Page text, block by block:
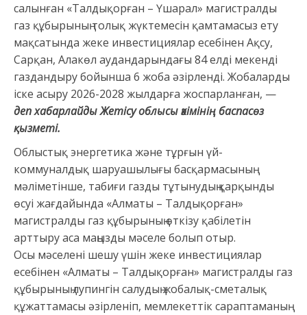
салынған «Талдықорған – Үшарал» магистралды
газ құбырының толық жүктемесін қамтамасыз ету
мақсатында жеке инвестициялар есебінен Ақсу,
Сарқан, Алакөл аудандарындағы 84 елді мекенді
газдандыру бойынша 6 жоба әзірленді. Жобаларды
іске асыру 2026-2028 жылдарға жоспарланған, —
деп хабарлайды Жетісу облысы әкімінің баспасөз
қызметі.
Облыстық энергетика және тұрғын үй-
коммуналдық шаруашылығы басқармасының
мәліметінше, табиғи газды тұтынудың қарқынды
өсуі жағдайында «Алматы – Талдықорған»
магистралды газ құбырының өткізу қабілетін
арттыру аса маңызды мәселе болып отыр.
Осы мәселені шешу үшін жеке инвестициялар
есебінен «Алматы – Талдықорған» магистралды газ
құбырының лупингін салудың жобалық-сметалық
құжаттамасы әзірленіп, мемлекеттік сараптаманың